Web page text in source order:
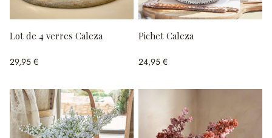
Lot de 4 verres Caleza
29,95 €
Pichet Caleza
24,95 €